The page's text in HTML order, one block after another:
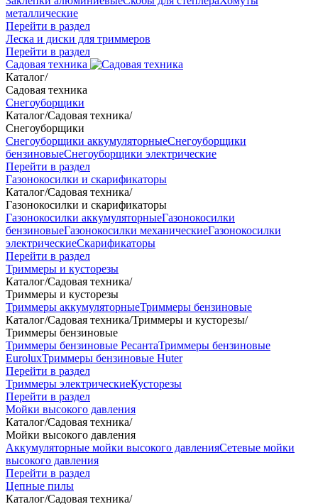
металлические
Перейти в раздел
Леска и диски для триммеров
Перейти в раздел
Садовая техника
Каталог/
Садовая техника
Снегоуборщики
Каталог/Садовая техника/
Снегоуборщики
Снегоуборщики аккумуляторныеСнегоуборщики
бензиновыеСнегоуборщики электрические
Перейти в раздел
Газонокосилки и скарификаторы
Каталог/Садовая техника/
Газонокосилки и скарификаторы
Газонокосилки аккумуляторныеГазонокосилки
бензиновыеГазонокосилки механическиеГазонокосилки
электрическиеСкарификаторы
Перейти в раздел
Триммеры и кусторезы
Каталог/Садовая техника/
Триммеры и кусторезы
Триммеры аккумуляторныеТриммеры бензиновые
Каталог/Садовая техника/Триммеры и кусторезы/
Триммеры бензиновые
Триммеры бензиновые РесантаТриммеры бензиновые
EuroluxТриммеры бензиновые Huter
Перейти в раздел
Триммеры электрическиеКусторезы
Перейти в раздел
Мойки высокого давления
Каталог/Садовая техника/
Мойки высокого давления
Аккумуляторные мойки высокого давленияСетевые мойки
высокого давления
Перейти в раздел
Цепные пилы
Каталог/Садовая техника/